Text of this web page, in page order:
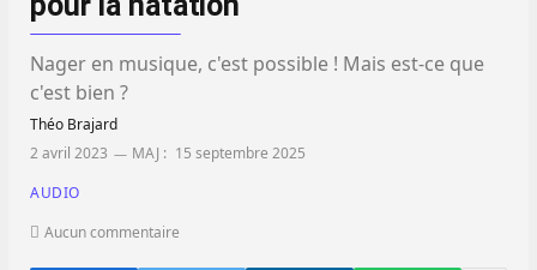
Nager en musique, c'est possible ! Mais est-ce que
c'est bien ?
Théo Brajard
2 avril 2023
MAJ : 15 septembre 2025
AUDIO
Aucun commentaire